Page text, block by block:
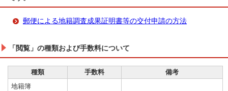
郵便による地籍調査成果証明書等の交付申請の方法
「閲覧」の種類および手数料について
種類 手数料
備考
地籍簿